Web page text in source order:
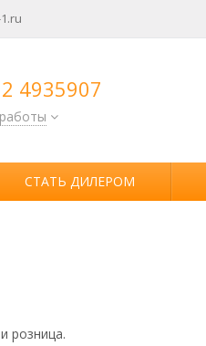
4935907
СТАТЬ ДИЛЕРОМ
розница.